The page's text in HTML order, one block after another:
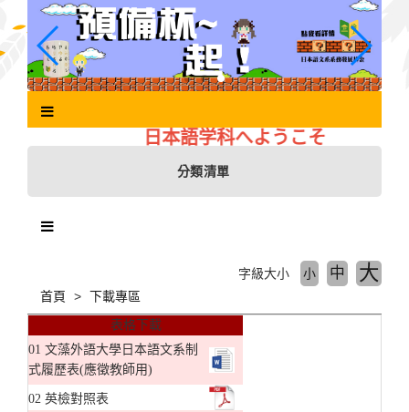
主
日本語学科へようこそ
分類清單
首頁 下載專區
字級大小 小 中 大
表格下載
01 文藻外語大學日本語文系制
式履歷表(應徵教師用)
02 英檢對照表